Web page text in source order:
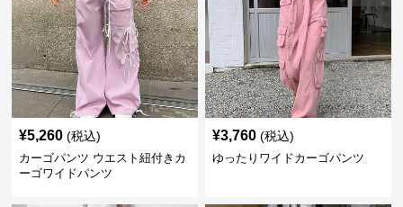
¥5,260 (税込)
カーゴパンツ ウエスト紐付きカ
ーゴワイドパンツ
¥3,760 (税込)
ゆったりワイドカーゴパンツ